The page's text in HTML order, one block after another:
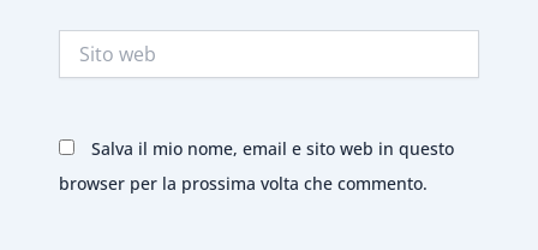
web
Salva il mio nome, email e sito web in questo
browser per la prossima volta che commento.